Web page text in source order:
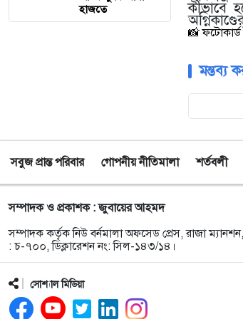
হাজতে
কীভাবে
📸
মন্তব্য
সবুজ প্রান্ত পরিবার গোপনীয় নীতিমালা শর্তবলী
সম্পাদক ও প্রকাশক : জুবায়ের আহমদ
সম্পাদক কর্তৃক নিউ বর্নমালা অফসেড প্রেস, রাজা
: চ-৭০০, ডিক্লারেশন নং: সিল-১৪৩/১৪।
সোশ্যাল মিডিয়া